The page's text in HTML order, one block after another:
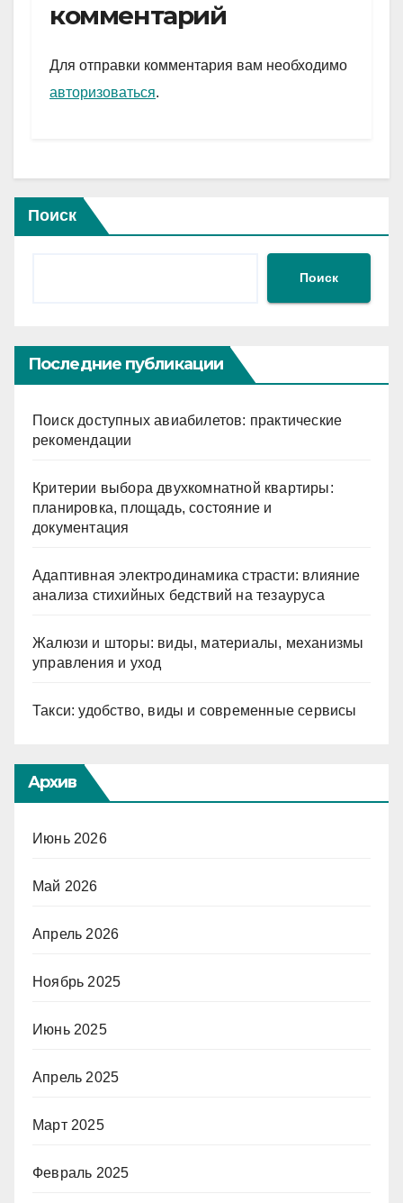
a
m
A
p
и
комментарий
Для отправки комментария вам необходимо
авторизоваться.
Поиск
Поиск
Последние публикации
Поиск доступных авиабилетов: практические
рекомендации
Критерии выбора двухкомнатной квартиры:
планировка, площадь, состояние и
документация
Адаптивная электродинамика страсти: влияние
анализа стихийных бедствий на тезауруса
Жалюзи и шторы: виды, материалы, механизмы
управления и уход
Такси: удобство, виды и современные сервисы
Архив
Июнь 2026
Май 2026
Апрель 2026
Ноябрь 2025
Июнь 2025
Апрель 2025
Март 2025
Февраль 2025